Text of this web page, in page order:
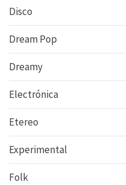
Disco
Dream Pop
Dreamy
Electrónica
Etereo
Experimental
Folk